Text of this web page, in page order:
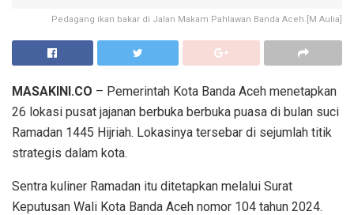
Pedagang ikan bakar di Jalan Makam Pahlawan Banda Aceh.[M Aulia]
MASAKINI.CO – Pemerintah Kota Banda Aceh menetapkan
26 lokasi pusat jajanan berbuka berbuka puasa di bulan suci
Ramadan 1445 Hijriah. Lokasinya tersebar di sejumlah titik
strategis dalam kota.
Sentra kuliner Ramadan itu ditetapkan melalui Surat
Keputusan Wali Kota Banda Aceh nomor 104 tahun 2024.